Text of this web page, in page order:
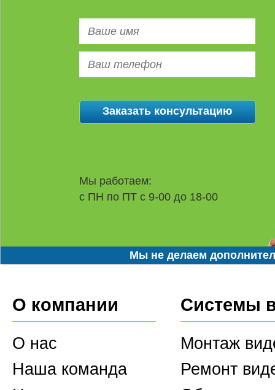
Мы работаем:
с ПН по ПТ с 9-00 до 18-00
Мы не делаем
О компании
О нас
Наша команда
Системы
Монтаж
Ремонт